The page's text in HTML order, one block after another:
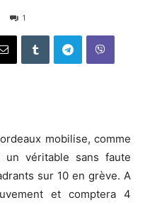
1
mobilise, comme
un véritable sans faute
sur 10 en grève. A
et comptera 4